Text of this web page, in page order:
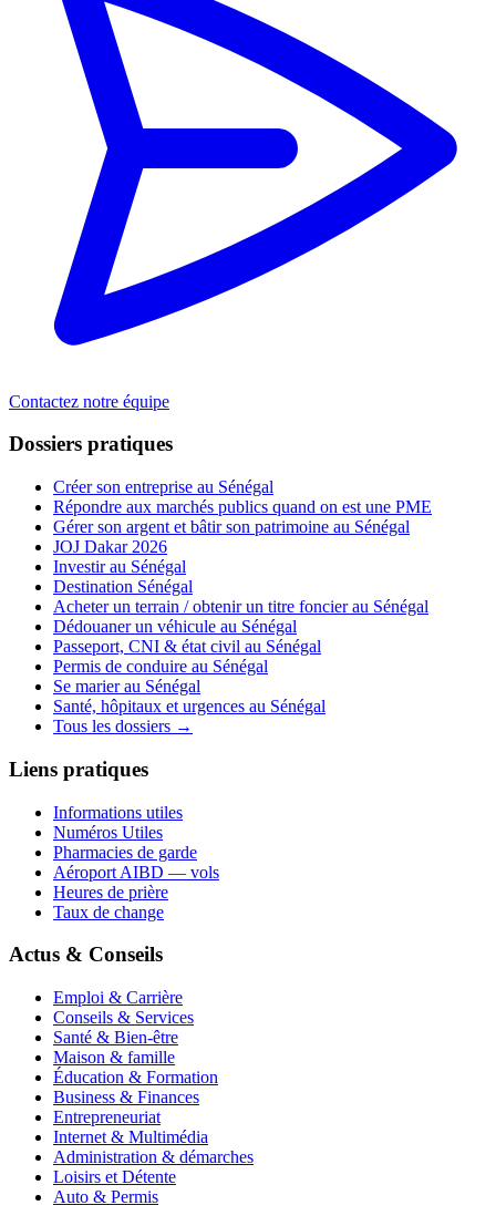
Contactez notre équipe
Dossiers pratiques
Créer son entreprise au Sénégal
Répondre aux marchés publics quand on est une PME
Gérer son argent et bâtir son patrimoine au Sénégal
JOJ Dakar 2026
Investir au Sénégal
Destination Sénégal
Acheter un terrain / obtenir un titre foncier au Sénégal
Dédouaner un véhicule au Sénégal
Passeport, CNI & état civil au Sénégal
Permis de conduire au Sénégal
Se marier au Sénégal
Santé, hôpitaux et urgences au Sénégal
Tous les dossiers →
Liens pratiques
Informations utiles
Numéros Utiles
Pharmacies de garde
Aéroport AIBD — vols
Heures de prière
Taux de change
Actus & Conseils
Emploi & Carrière
Conseils & Services
Santé & Bien-être
Maison & famille
Éducation & Formation
Business & Finances
Entrepreneuriat
Internet & Multimédia
Administration & démarches
Loisirs et Détente
Auto & Permis